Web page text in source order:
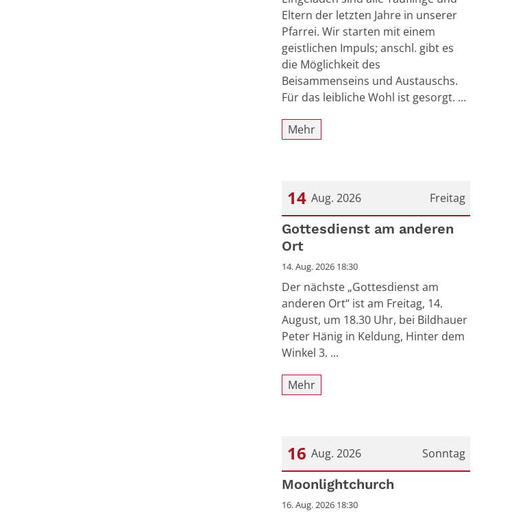
Eltern der letzten Jahre in unserer
Pfarrei. Wir starten mit einem
geistlichen Impuls; anschl. gibt es
die Möglichkeit des
Beisammenseins und Austauschs.
Für das leibliche Wohl ist gesorgt. ...
Mehr
Freitag
14 Aug. 2026
Datum: 14. August 2026
Gottesdienst am anderen
Ort
14. Aug. 2026 18:30
Der nächste „Gottesdienst am
anderen Ort“ ist am Freitag, 14.
August, um 18.30 Uhr, bei Bildhauer
Peter Hänig in Keldung, Hinter dem
Winkel 3. ...
Mehr
Sonntag
16 Aug. 2026
Datum: 16. August 2026
Moonlightchurch
16. Aug. 2026 18:30